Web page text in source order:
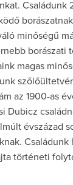
Családunk
minőségű
borászati
magas
az 1900-as
Dubicz
évszázad
történeti